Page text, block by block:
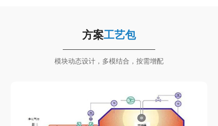
方案工艺包
模块动态设计，多模结合，按需增配